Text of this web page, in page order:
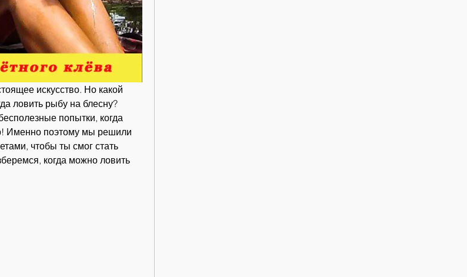
искусство. Но какой
ловить рыбу на блесну?
попытки, когда
Именно поэтому мы решили
чтобы ты смог стать
когда можно ловить